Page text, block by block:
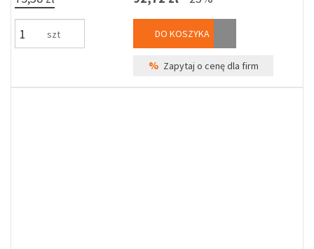
szt DO KOSZYKA
% Zapytaj o cenę dla firm